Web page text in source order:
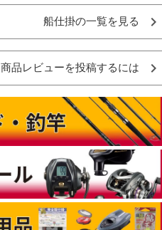
船仕掛の一覧を見る
商品レビューを投稿するには